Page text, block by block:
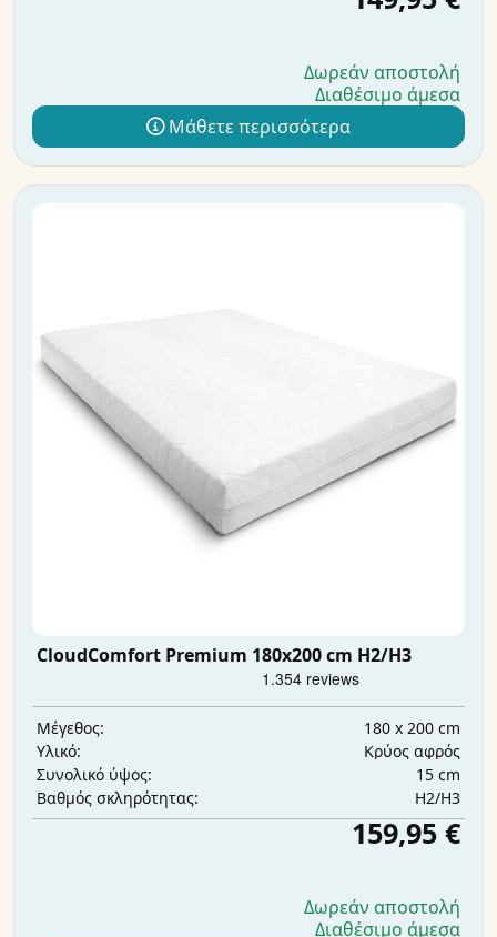
Δωρεάν αποστολή
Διαθέσιμο άμεσα
Μάθετε περισσότερα
CloudComfort Premium 180x200 cm H2/H3
Μέγεθος:
180 x 200 cm
Υλικό:
Κρύος αφρός
Συνολικό ύψος:
15 cm
Βαθμός σκληρότητας:
H2/H3
159,95 €
Δωρεάν αποστολή
Διαθέσιμο άμεσα